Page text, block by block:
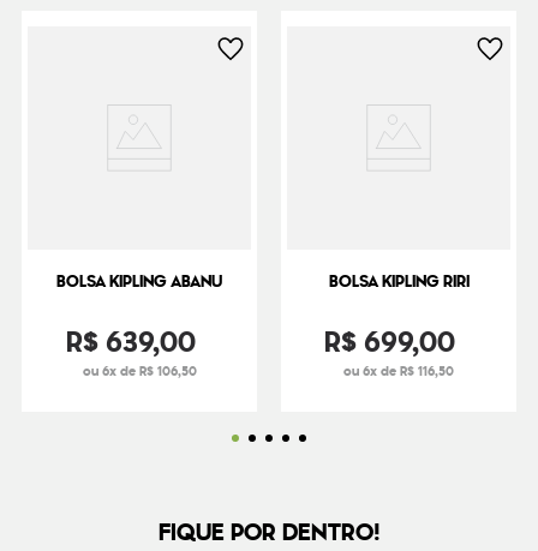
BOLSA KIPLING ABANU
R$ 639,00
ou 6x de R$ 106,50
BOLSA KIPLING RIRI
R$699,00
ou 6x de R$ 116,50
FIQUE POR DENTRO!